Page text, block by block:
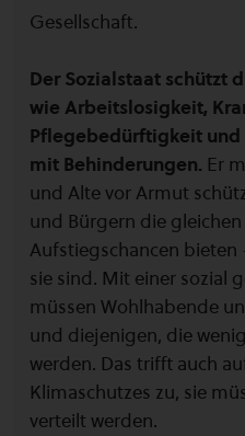
Gesellschaft.
Der Sozialstaat schützt
wie Arbeitslosigkeit,
Pflegebedürftigkeit und
mit Behinderungen. Er
und Alte vor Armut
und Bürgern die
Aufstiegschancen
sie sind. Mit einer sozial
müssen Wohlhabende
und diejenigen, die
werden. Das trifft auch
Klimaschutzes zu, sie
verteilt werden.